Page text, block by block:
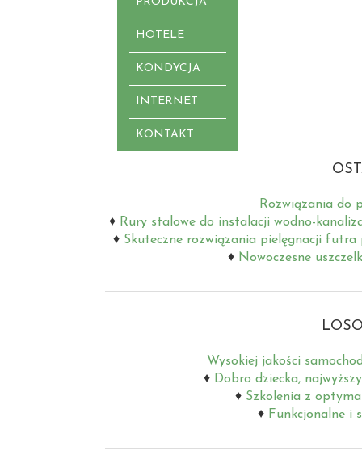
HOTELE
KONDYCJA
INTERNET
KONTAKT
Rozwiązania do
Rury stalowe do instalacji wodno-
Skuteczne rozwiązania pielęgnacji futra
Nowoczesne
Wysokiej jakości
Dobro dziecka,
Szkolenia z
Funkcjonalne i